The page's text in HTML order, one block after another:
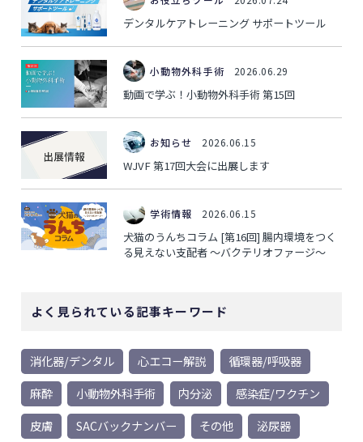
デンタルケアトレーニング サポートツール
小動物外科手術 2026.06.29
動画で学ぶ！小動物外科手術 第15回
お知らせ 2026.06.15
WJVF 第17回大会に出展します
学術情報 2026.06.15
犬猫のうんちコラム [第16回] 腸内環境をつく
る見えない支配者 ～バクテリオファージ～
よく見られている記事キーワード
消化器/デンタル 心エコー解説
循環器/呼吸器
麻酔
小動物外科手術 内分泌
感染症/ワクチン
皮膚
SACバックナンバー その他
泌尿器